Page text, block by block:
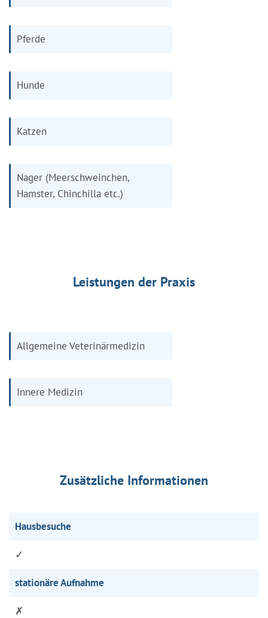
Pferde
Hunde
Katzen
Nager (Meerschweinchen,
Hamster, Chinchilla etc.)
Leistungen der Praxis
Allgemeine Veterinärmedizin
Innere Medizin
Zusätzliche Informationen
Hausbesuche
✓
stationäre Aufnahme
✗